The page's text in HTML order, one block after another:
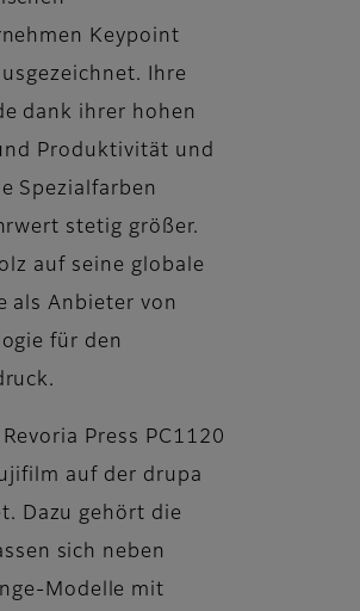
Keypoint
Ihre
dank ihrer hohen
Produktivität und
Spezialfarben
stetig größer.
auf seine globale
als Anbieter von
für den
Press PC1120
auf der drupa
Dazu gehört die
sich neben
Modelle mit